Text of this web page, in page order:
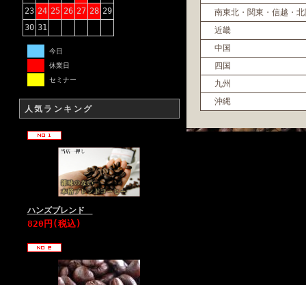
23 24 25 26 27 28 29
30 31
今日
休業日
セミナー
人気ランキング
ハンズブレンド
820円(税込)
南東北・関東・信越・
近畿
中国
四国
九州
沖縄